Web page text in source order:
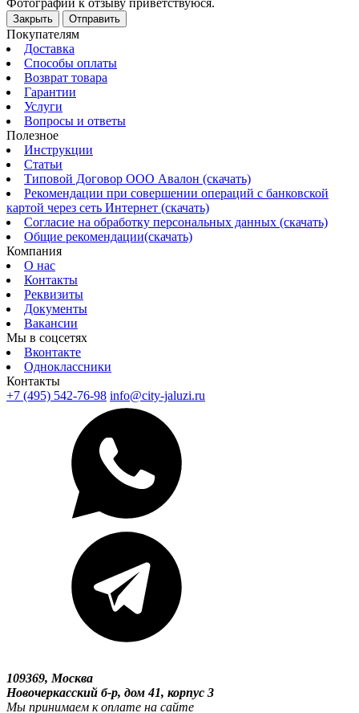
Фотографии к отзыву приветствуюся.
Закрыть Отправить
Покупателям
Доставка
Способы оплаты
Возврат товара
Гарантии
Услуги
Вопросы и ответы
Полезное
Инструкции
Статьи
Типовой Договор ООО Авалон (скачать)
Рекомендации при совершении операций с банковской
картой через сеть Интернет (скачать)
Согласие на обработку персональных данных (скачать)
Общие рекомендации(скачать)
Компания
О нас
Контакты
Реквизиты
Документы
Вакансии
Мы в соцсетях
Вконтакте
Одноклассники
Контакты
+7 (495) 542-76-98 info@city-jaluzi.ru
109369, Москва
Новочеркасский б-р, дом 41, корпус 3
Мы принимаем к оплате на сайте